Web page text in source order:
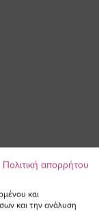
NEW IN
Πολιτική απορρήτου
και
και την ανάλυση